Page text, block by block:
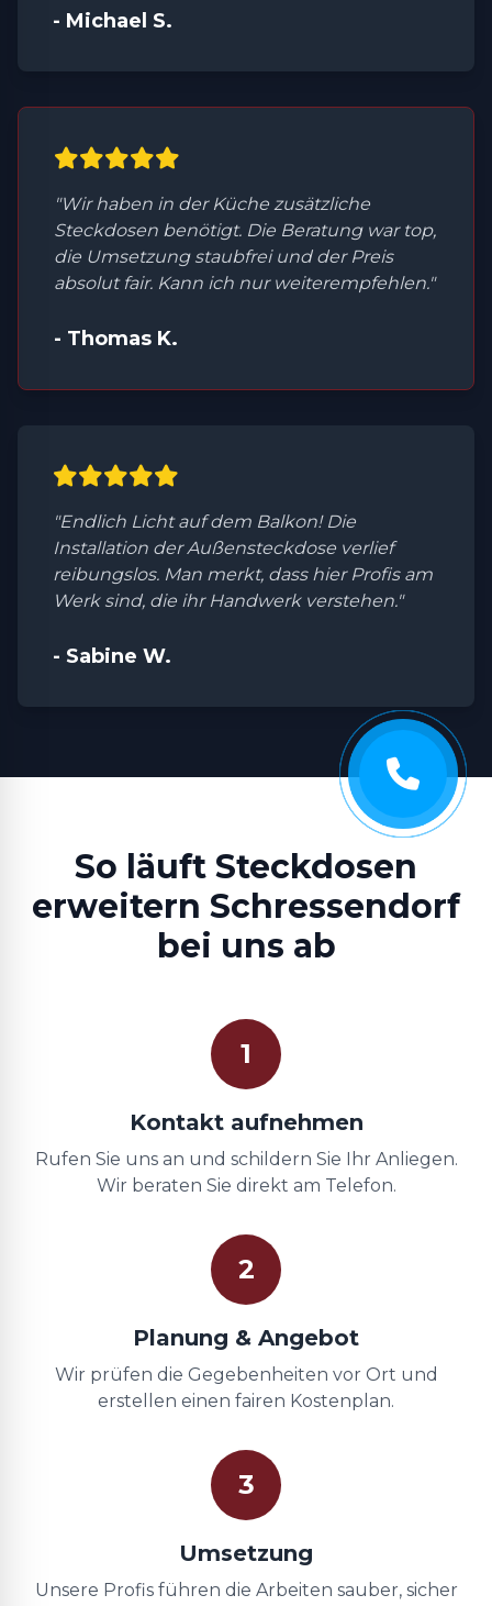
- Michael S.
"Wir haben in der Küche zusätzliche
Steckdosen benötigt. Die Beratung war top,
die Umsetzung staubfrei und der Preis
absolut fair. Kann ich nur weiterempfehlen."
- Thomas K.
"Endlich Licht auf dem Balkon! Die
Installation der Außensteckdose verlief
reibungslos. Man merkt, dass hier Profis am
Werk sind, die ihr Handwerk verstehen."
- Sabine W.
So läuft Steckdosen
erweitern Schressendorf
bei uns ab
1
Kontakt aufnehmen
Rufen Sie uns an und schildern Sie Ihr Anliegen.
Wir beraten Sie direkt am Telefon.
2
Planung & Angebot
Wir prüfen die Gegebenheiten vor Ort und
erstellen einen fairen Kostenplan.
3
Umsetzung
Unsere Profis führen die Arbeiten sauber, sicher